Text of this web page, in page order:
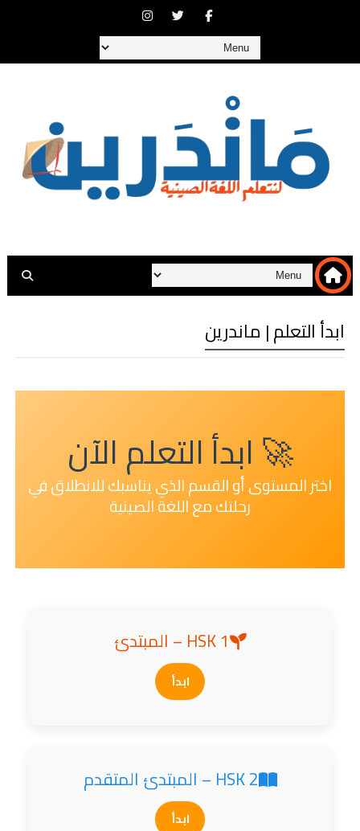
ابدأ التعلم | ماندرين
🚀 ابدأ التعلم الآن
اختر المستوى أو القسم الذي يناسبك للانطلاق في
رحلتك مع اللغة الصينية
HSK 1 – المبتدئ
ابدأ
HSK 2 – المبتدئ المتقدم
ابدأ